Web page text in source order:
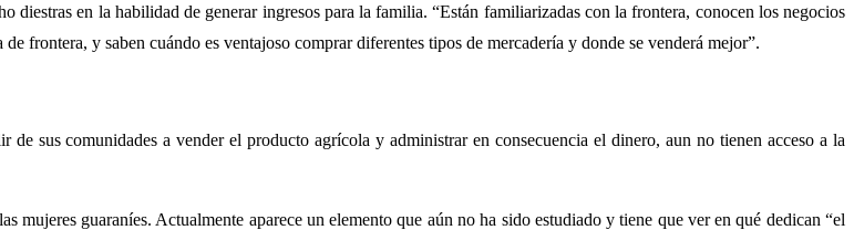
diestras en la habilidad de generar ingresos para la familia. “Están familiarizadas con la frontera, conocen los negocios
frontera, y saben cuándo es ventajoso comprar diferentes tipos de mercadería y donde se venderá mejor”.
sus comunidades a vender el producto agrícola y administrar en consecuencia el dinero, aun no tienen acceso a la
mujeres guaraníes. Actualmente aparece un elemento que aún no ha sido estudiado y tiene que ver en qué dedican “el